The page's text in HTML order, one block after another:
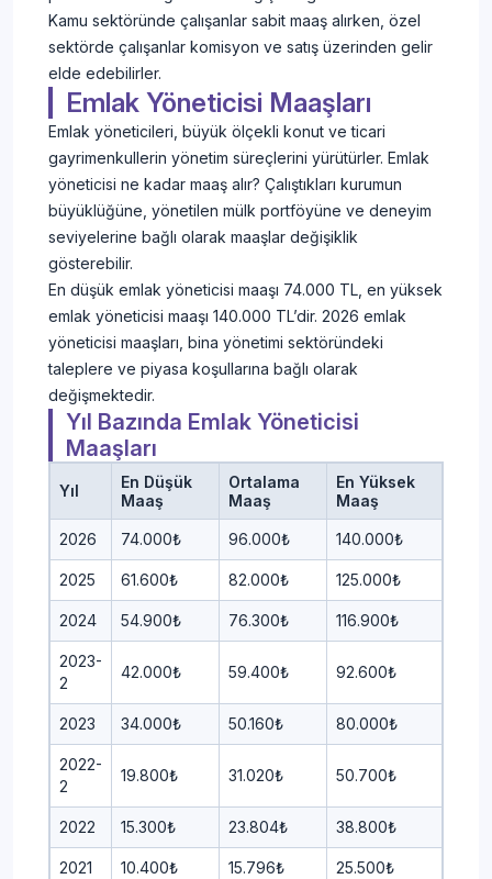
Kamu sektöründe çalışanlar sabit maaş alırken, özel
sektörde çalışanlar komisyon ve satış üzerinden gelir
elde edebilirler.
Emlak Yöneticisi Maaşları
Emlak yöneticileri, büyük ölçekli konut ve ticari
gayrimenkullerin yönetim süreçlerini yürütürler. Emlak
yöneticisi ne kadar maaş alır? Çalıştıkları kurumun
büyüklüğüne, yönetilen mülk portföyüne ve deneyim
seviyelerine bağlı olarak maaşlar değişiklik
gösterebilir.
En düşük emlak yöneticisi maaşı 74.000 TL, en yüksek
emlak yöneticisi maaşı 140.000 TL’dir. 2026 emlak
yöneticisi maaşları, bina yönetimi sektöründeki
taleplere ve piyasa koşullarına bağlı olarak
değişmektedir.
Yıl Bazında Emlak Yöneticisi
Maaşları
Yıl
En Düşük
Maaş
Ortalama
Maaş
En Yüksek
Maaş
2026 74.000₺ 96.000₺ 140.000₺
2025 61.600₺ 82.000₺ 125.000₺
2024 54.900₺ 76.300₺ 116.900₺
2023-
2
42.000₺ 59.400₺ 92.600₺
2023 34.000₺ 50.160₺ 80.000₺
2022-
2
19.800₺ 31.020₺ 50.700₺
2022 15.300₺ 23.804₺ 38.800₺
2021 10.400₺ 15.796₺ 25.500₺